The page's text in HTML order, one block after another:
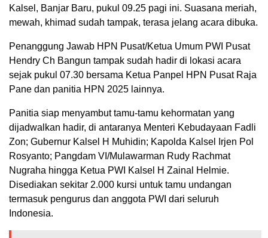
Kalsel, Banjar Baru, pukul 09.25 pagi ini. Suasana meriah,
mewah, khimad sudah tampak, terasa jelang acara dibuka.
Penanggung Jawab HPN Pusat/Ketua Umum PWI Pusat
Hendry Ch Bangun tampak sudah hadir di lokasi acara
sejak pukul 07.30 bersama Ketua Panpel HPN Pusat Raja
Pane dan panitia HPN 2025 lainnya.
Panitia siap menyambut tamu-tamu kehormatan yang
dijadwalkan hadir, di antaranya Menteri Kebudayaan Fadli
Zon; Gubernur Kalsel H Muhidin; Kapolda Kalsel Irjen Pol
Rosyanto; Pangdam VI/Mulawarman Rudy Rachmat
Nugraha hingga Ketua PWI Kalsel H Zainal Helmie.
Disediakan sekitar 2.000 kursi untuk tamu undangan
termasuk pengurus dan anggota PWI dari seluruh
Indonesia.